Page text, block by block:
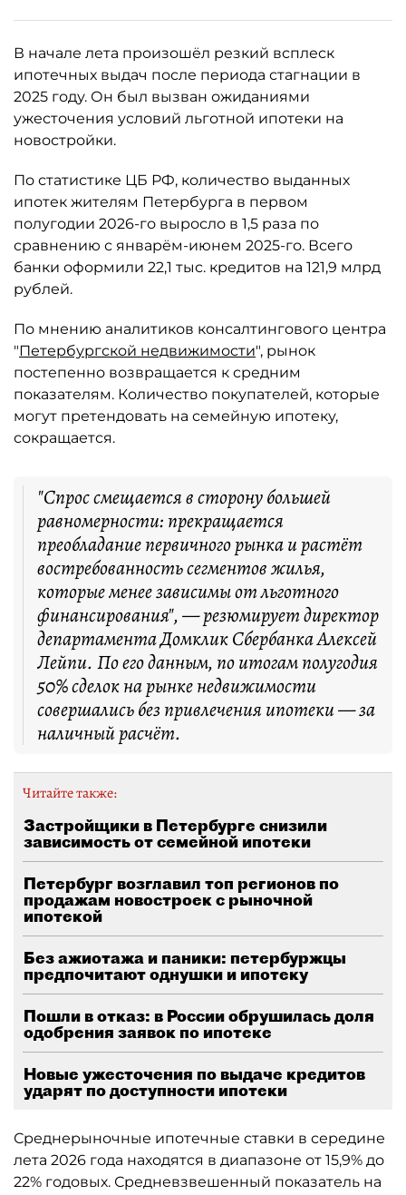
В начале лета произошёл резкий всплеск
ипотечных выдач после периода стагнации в
2025 году. Он был вызван ожиданиями
ужесточения условий льготной ипотеки на
новостройки.
По статистике ЦБ РФ, количество выданных
ипотек жителям Петербурга в первом
полугодии 2026-го выросло в 1,5 раза по
сравнению с январём-июнем 2025-го. Всего
банки оформили 22,1 тыс. кредитов на 121,9 млрд
рублей.
По мнению аналитиков консалтингового центра
"Петербургской недвижимости", рынок
постепенно возвращается к средним
показателям. Количество покупателей, которые
могут претендовать на семейную ипотеку,
сокращается.
"Спрос смещается в сторону большей
равномерности: прекращается
преобладание первичного рынка и растёт
востребованность сегментов жилья,
которые менее зависимы от льготного
финансирования", — резюмирует директор
департамента Домклик Сбербанка Алексей
Лейпи. По его данным, по итогам полугодия
50% сделок на рынке недвижимости
совершались без привлечения ипотеки — за
наличный расчёт.
Читайте также:
Застройщики в Петербурге снизили
зависимость от семейной ипотеки
Петербург возглавил топ регионов по
продажам новостроек с рыночной
ипотекой
Без ажиотажа и паники: петербуржцы
предпочитают однушки и ипотеку
Пошли в отказ: в России обрушилась доля
одобрения заявок по ипотеке
Новые ужесточения по выдаче кредитов
ударят по доступности ипотеки
Среднерыночные ипотечные ставки в середине
лета 2026 года находятся в диапазоне от 15,9% до
22% годовых. Средневзвешенный показатель на